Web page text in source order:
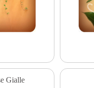
Gialle